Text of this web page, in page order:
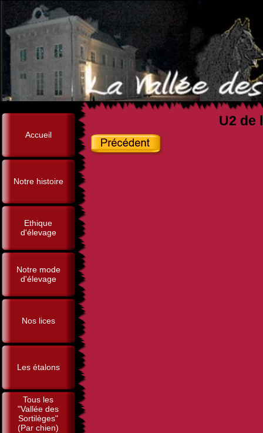
Accueil
Notre histoire
Ethique
d'élevage
Notre mode
d'élevage
Nos lices
Les étalons
Tous les
"Vallée des
Sortilèges"
(Par chien)
U2 de